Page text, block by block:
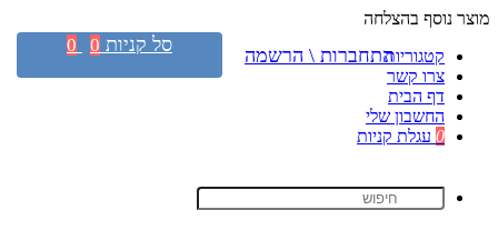
מוצר נוסף בהצלחה
קטגוריות
צרו קשר
דף הבית
החשבון שלי
0 עגלת קניות
התחברות \ הרשמה סל קניות 0
0